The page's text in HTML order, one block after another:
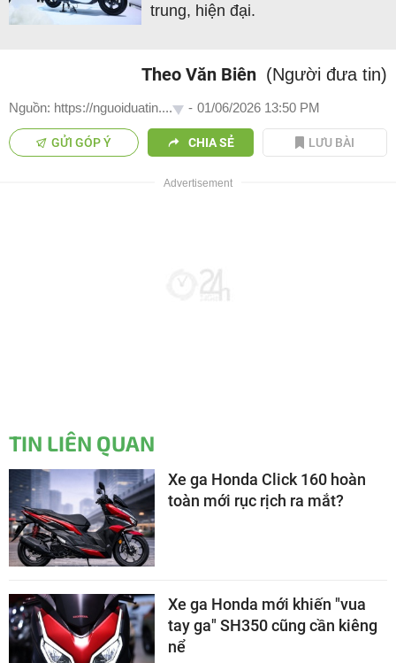
trung, hiện đại.
Theo Văn Biên (Người đưa tin)
Nguồn: https://nguoiduatin.... - 01/06/2026 13:50 PM
GỬI GÓP Ý CHIA SẺ LƯU BÀI
TIN LIÊN QUAN
Xe ga Honda Click 160 hoàn
toàn mới rục rịch ra mắt?
Xe ga Honda mới khiến "vua
tay ga" SH350 cũng cần kiêng
nể